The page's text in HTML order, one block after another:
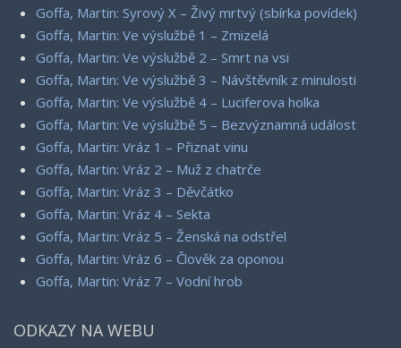
Goffa, Martin: Syrový X – Živý mrtvý (sbírka povídek)
Goffa, Martin: Ve výslužbě 1 – Zmizelá
Goffa, Martin: Ve výslužbě 2 – Smrt na vsi
Goffa, Martin: Ve výslužbě 3 – Návštěvník z minulosti
Goffa, Martin: Ve výslužbě 4 – Luciferova holka
Goffa, Martin: Ve výslužbě 5 – Bezvýznamná událost
Goffa, Martin: Vráz 1 – Přiznat vinu
Goffa, Martin: Vráz 2 – Muž z chatrče
Goffa, Martin: Vráz 3 – Děvčátko
Goffa, Martin: Vráz 4 – Sekta
Goffa, Martin: Vráz 5 – Ženská na odstřel
Goffa, Martin: Vráz 6 – Člověk za oponou
Goffa, Martin: Vráz 7 – Vodní hrob
ODKAZY NA WEBU